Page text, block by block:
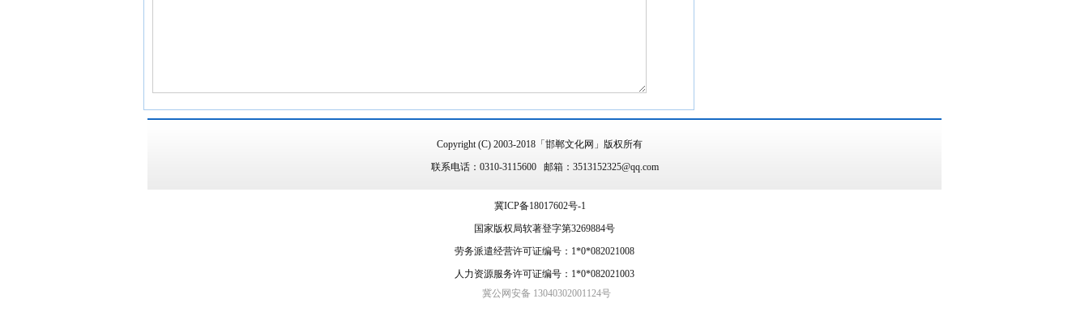
Copyright (C) 2003-2018「邯郸文化网」版权所有
联系电话：0310-3115600 邮箱：3513152325@qq.com
冀ICP备18017602号-1
国家版权局软著登字第3269884号
劳务派遣经营许可证编号：1*0*082021008
人力资源服务许可证编号：1*0*082021003
冀公网安备 13040302001124号